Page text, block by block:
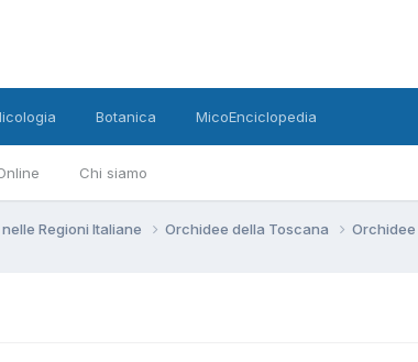
Chi siamo
Botanica MicoEnciclopedia
Regioni Italiane Orchidee della Toscana